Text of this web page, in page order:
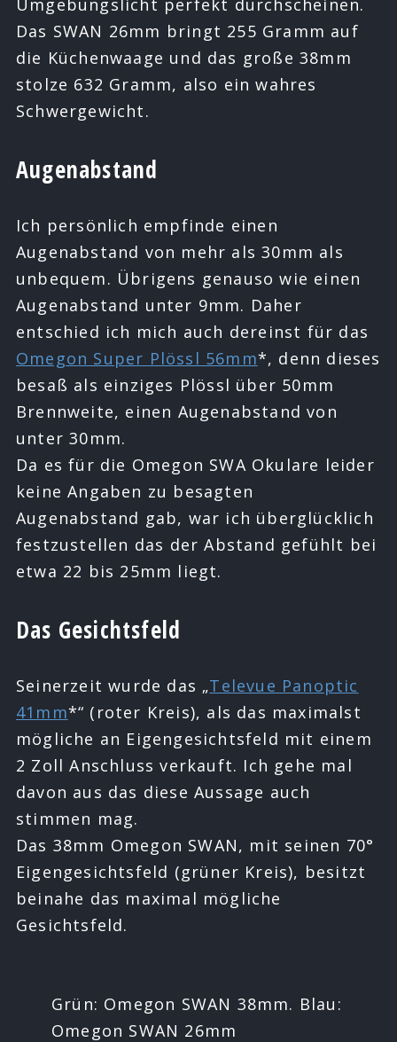
Umgebungslicht perfekt durchscheinen.
Das SWAN 26mm bringt 255 Gramm auf
die Küchenwaage und das große 38mm
stolze 632 Gramm, also ein wahres
Schwergewicht.
Augenabstand
Ich persönlich empfinde einen
Augenabstand von mehr als 30mm als
unbequem. Übrigens genauso wie einen
Augenabstand unter 9mm. Daher
entschied ich mich auch dereinst für das
Omegon Super Plössl 56mm*, denn dieses
besaß als einziges Plössl über 50mm
Brennweite, einen Augenabstand von
unter 30mm.
Da es für die Omegon SWA Okulare leider
keine Angaben zu besagten
Augenabstand gab, war ich überglücklich
festzustellen das der Abstand gefühlt bei
etwa 22 bis 25mm liegt.
Das Gesichtsfeld
Seinerzeit wurde das „Televue Panoptic
41mm*“ (roter Kreis), als das maximalst
mögliche an Eigengesichtsfeld mit einem
2 Zoll Anschluss verkauft. Ich gehe mal
davon aus das diese Aussage auch
stimmen mag.
Das 38mm Omegon SWAN, mit seinen 70°
Eigengesichtsfeld (grüner Kreis), besitzt
beinahe das maximal mögliche
Gesichtsfeld.
Grün: Omegon SWAN 38mm. Blau:
Omegon SWAN 26mm